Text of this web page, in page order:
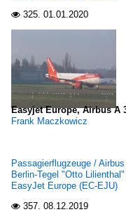
 325. 01.01.2020
Easyjet Europe, Airbus A
Frank Maczkowicz
Passagierflugzeuge /
Berlin-Tegel "Otto
EasyJet Europe (EC-EJU)
 357. 08.12.2019